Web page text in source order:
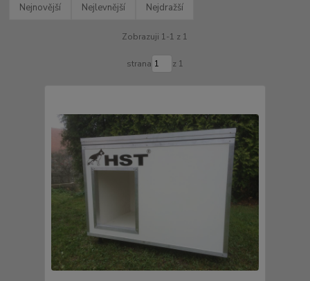
Nejnovější Nejlevnější Nejdražší
Zobrazuji 1-1 z 1
strana z 1